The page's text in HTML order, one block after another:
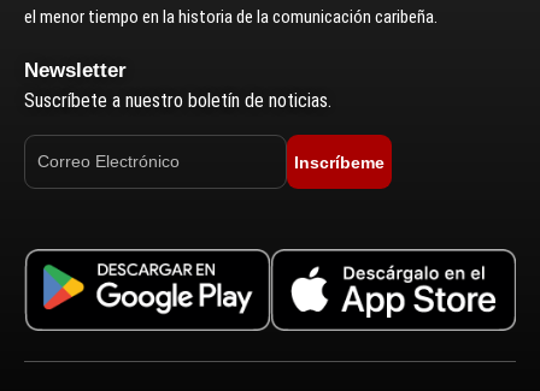
el menor tiempo en la historia de la comunicación caribeña.
Newsletter
Suscríbete a nuestro boletín de noticias.
Inscríbeme